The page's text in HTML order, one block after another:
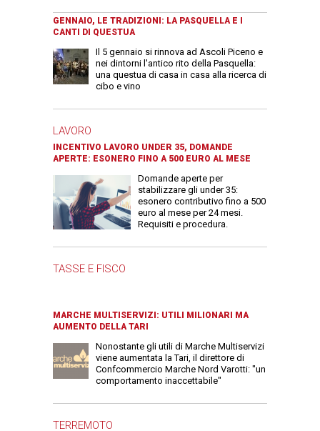
GENNAIO, LE TRADIZIONI: LA PASQUELLA E I
CANTI DI QUESTUA
Il 5 gennaio si rinnova ad Ascoli Piceno e
nei dintorni l'antico rito della Pasquella:
una questua di casa in casa alla ricerca di
cibo e vino
LAVORO
INCENTIVO LAVORO UNDER 35, DOMANDE
APERTE: ESONERO FINO A 500 EURO AL MESE
Domande aperte per
stabilizzare gli under 35:
esonero contributivo fino a 500
euro al mese per 24 mesi.
Requisiti e procedura.
TASSE E FISCO
MARCHE MULTISERVIZI: UTILI MILIONARI MA
AUMENTO DELLA TARI
Nonostante gli utili di Marche Multiservizi
viene aumentata la Tari, il direttore di
Confcommercio Marche Nord Varotti: "un
comportamento inaccettabile"
TERREMOTO